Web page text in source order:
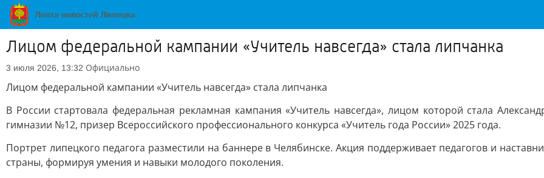
Лицом федеральной кампании «Учитель навсегда» стала липчанка
3 июля 2026, 13:32 Официально
Лицом федеральной кампании «Учитель навсегда» стала липчанка
В России стартовала федеральная рекламная кампания «Учитель навсегда», лицом которой стала
гимназии №12, призер Всероссийского профессионального конкурса «Учитель года России» 2025 года.
Портрет липецкого педагога разместили на баннере в Челябинске. Акция поддерживает педагогов и
страны, формируя умения и навыки молодого поколения.